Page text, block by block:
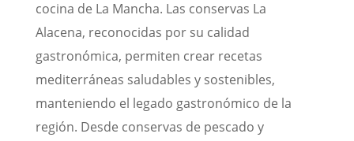
cocina de La Mancha. Las conservas La
Alacena, reconocidas por su calidad
gastronómica, permiten crear recetas
mediterráneas saludables y sostenibles,
manteniendo el legado gastronómico de la
región. Desde conservas de pescado y